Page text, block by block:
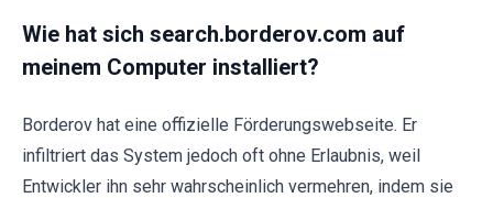
Wie hat sich search.borderov.com auf
meinem Computer installiert?
Borderov hat eine offizielle Förderungswebseite. Er
infiltriert das System jedoch oft ohne Erlaubnis, weil
Entwickler ihn sehr wahrscheinlich vermehren, indem sie